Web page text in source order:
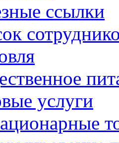
ссылки
услуги